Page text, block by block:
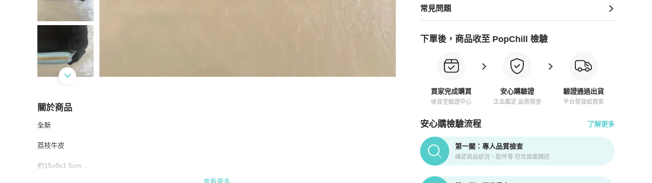
常見問題
下單後，商品收至 PopChill 檢驗
買家完成購買
收貨至驗證中心
安心購驗證
正品鑑定 品質檢查
驗證通過出貨
平台發貨給買家
安心購檢驗流程 了解更多
PopChill拍拍圈正品驗證、安心購檢驗流程介紹
第一關：專人品質檢查
確認商品狀況、配件等 符合頁面描述
關於商品
關於
全新
荔枝牛皮
約15x9x1.5cm